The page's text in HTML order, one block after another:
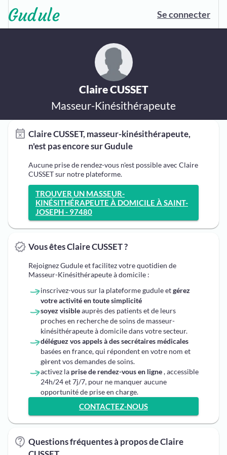
Se connecter
Claire CUSSET
Masseur-Kinésithérapeute
Claire CUSSET, masseur-kinésithérapeute,
n'est pas encore sur Gudule
Aucune prise de rendez-vous n'est possible avec Claire
CUSSET sur notre plateforme.
TROUVER UN MASSEUR-
KINÉSITHÉRAPEUTE À DOMICILE À SAINT-
JOSEPH - 97480
Vous êtes Claire CUSSET ?
Rejoignez Gudule et facilitez votre quotidien de
Masseur-Kinésithérapeute à domicile :
inscrivez-vous sur la plateforme gudule etgérez
votre activité en toute simplicité
soyez visibleauprès des patients et de leurs
proches en recherche de soins de masseur-
kinésithérapeute à domicile dans votre secteur.
déléguez vos appels à des secrétaires médicales
basées en france, qui répondent en votre nom et
gèrent vos demandes de soins.
activez la prise de rendez-vous en ligne, accessible
24h/24 et 7j/7, pour ne manquer aucune
opportunité de prise en charge.
CONTACTEZ-NOUS
Questions fréquentes à propos de Claire